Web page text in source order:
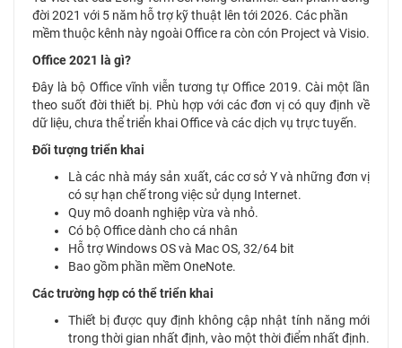
đời 2021 với 5 năm hỗ trợ kỹ thuật lên tới 2026. Các phần
mềm thuộc kênh này ngoài Office ra còn cón Project và Visio.
Office 2021 là gì?
Đây là bộ Office vĩnh viễn tương tự Office 2019. Cài một lần
theo suốt đời thiết bị. Phù hợp với các đơn vị có quy định về
dữ liệu, chưa thể triển khai Office và các dịch vụ trực tuyến.
Đối tượng triển khai
Là các nhà máy sản xuất, các cơ sở Y và những đơn vị
có sự hạn chế trong việc sử dụng Internet.
Quy mô doanh nghiệp vừa và nhỏ.
Có bộ Office dành cho cá nhân
Hỗ trợ Windows OS và Mac OS, 32/64 bit
Bao gồm phần mềm OneNote.
Các trường hợp có thể triển khai
Thiết bị được quy định không cập nhật tính năng mới
trong thời gian nhất định, vào một thời điểm nhất định.